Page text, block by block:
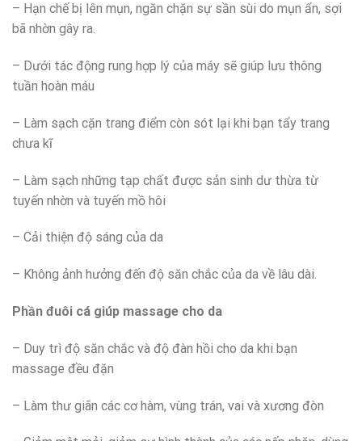
– Hạn chế bị lên mụn, ngăn chặn sự sần sùi do mụn ẩn, sợi
bã nhờn gây ra.
– Dưới tác động rung hợp lý của máy sẽ giúp lưu thông
tuần hoàn máu
– Làm sạch cặn trang điểm còn sót lại khi bạn tẩy trang
chưa kĩ
– Làm sạch những tạp chất được sản sinh dư thừa từ
tuyến nhờn và tuyến mồ hôi
– Cải thiện độ sáng của da
– Không ảnh hưởng đến độ săn chắc của da về lâu dài.
Phần đuôi cá giúp massage cho da
– Duy trì độ săn chắc và độ đàn hồi cho da khi bạn
massage đều đặn
– Làm thư giãn các cơ hàm, vùng trán, vai và xương đòn